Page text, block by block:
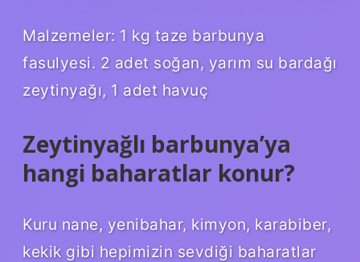
Malzemeler: 1 kg taze barbunya
fasulyesi. 2 adet soğan, yarım su bardağı
zeytinyağı, 1 adet havuç
Zeytinyağlı barbunya’ya
hangi baharatlar konur?
Kuru nane, yenibahar, kimyon, karabiber,
kekik gibi hepimizin sevdiği baharatlar